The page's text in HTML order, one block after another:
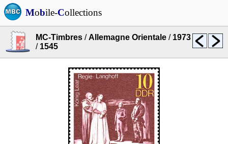
Mobile-Collections
MC-Timbres /Allemagne Orientale / 1973
/ 1545